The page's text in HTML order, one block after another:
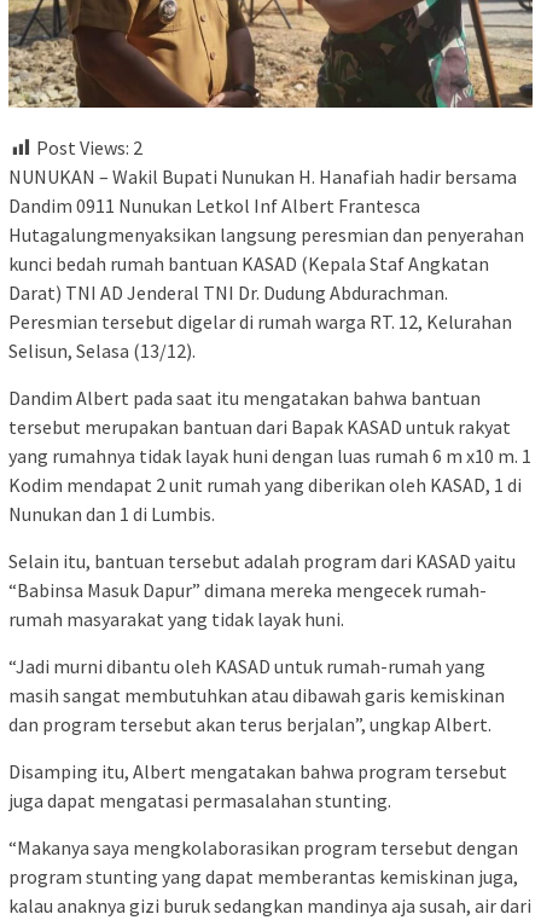
Post Views: 2
NUNUKAN – Wakil Bupati Nunukan H. Hanafiah hadir bersama
Dandim 0911 Nunukan Letkol Inf Albert Frantesca
Hutagalungmenyaksikan langsung peresmian dan penyerahan
kunci bedah rumah bantuan KASAD (Kepala Staf Angkatan
Darat) TNI AD Jenderal TNI Dr. Dudung Abdurachman.
Peresmian tersebut digelar di rumah warga RT. 12, Kelurahan
Selisun, Selasa (13/12).
Dandim Albert pada saat itu mengatakan bahwa bantuan
tersebut merupakan bantuan dari Bapak KASAD untuk rakyat
yang rumahnya tidak layak huni dengan luas rumah 6 m x10 m. 1
Kodim mendapat 2 unit rumah yang diberikan oleh KASAD, 1 di
Nunukan dan 1 di Lumbis.
Selain itu, bantuan tersebut adalah program dari KASAD yaitu
“Babinsa Masuk Dapur” dimana mereka mengecek rumah-
rumah masyarakat yang tidak layak huni.
“Jadi murni dibantu oleh KASAD untuk rumah-rumah yang
masih sangat membutuhkan atau dibawah garis kemiskinan
dan program tersebut akan terus berjalan”, ungkap Albert.
Disamping itu, Albert mengatakan bahwa program tersebut
juga dapat mengatasi permasalahan stunting.
“Makanya saya mengkolaborasikan program tersebut dengan
program stunting yang dapat memberantas kemiskinan juga,
kalau anaknya gizi buruk sedangkan mandinya aja susah, air dari